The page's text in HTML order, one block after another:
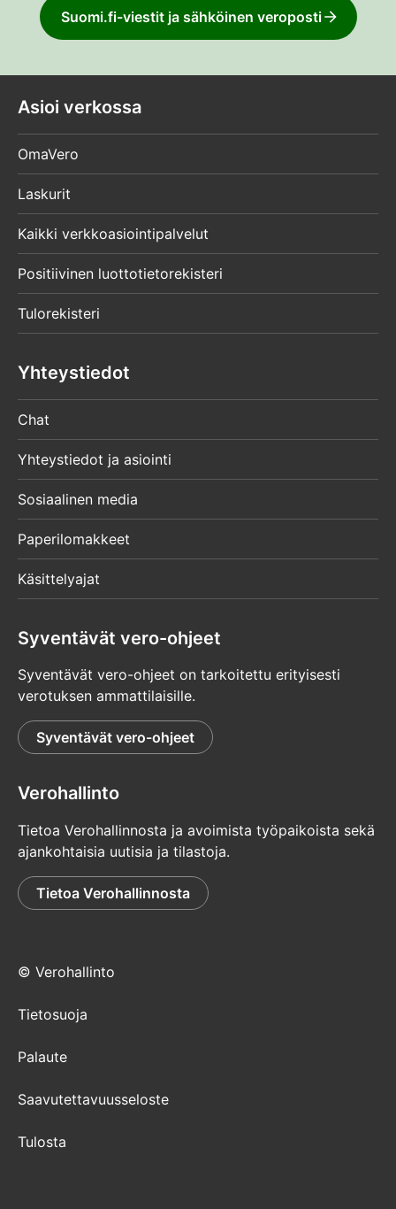
Suomi.fi-viestit ja sähköinen veroposti
Asioi verkossa
OmaVero
Laskurit
Kaikki verkkoasiointipalvelut
Positiivinen luottotietorekisteri
Tulorekisteri
Yhteystiedot
Chat
Yhteystiedot ja asiointi
Sosiaalinen media
Paperilomakkeet
Käsittelyajat
Syventävät vero-ohjeet
Syventävät vero-ohjeet on tarkoitettu erityisesti
verotuksen ammattilaisille.
Syventävät vero-ohjeet
Verohallinto
Tietoa Verohallinnosta ja avoimista työpaikoista sekä
ajankohtaisia uutisia ja tilastoja.
Tietoa Verohallinnosta
© Verohallinto
Tietosuoja
Palaute
Saavutettavuusseloste
Tulosta